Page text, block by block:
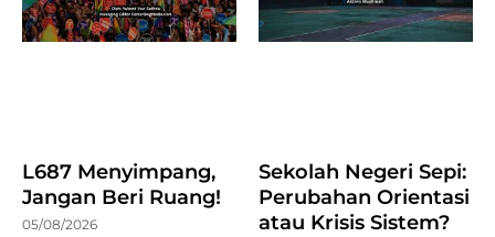
L687 Menyimpang,
Jangan Beri Ruang!
05/08/2026
Sekolah Negeri Sepi:
Perubahan Orientasi
atau Krisis Sistem?